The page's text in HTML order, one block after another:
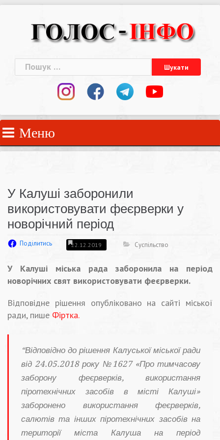
Пошук:
Меню
У Калуші заборонили
використовувати феєрверки у
новорічний період
Поділитись 22.12.2019 Суспільство
У Калуші міська рада заборонила на період
новорічних свят використовувати феєрверки.
Відповідне рішення опубліковано на сайті міської
ради, пише Фіртка.
“Відповідно до рішення Калуської міської ради
від 24.05.2018 року №1627 «Про тимчасову
заборону феєрверків, використання
піротехнічних засобів в місті Калуші»
заборонено використання феєрверків,
салютів та інших піротехнічних засобів на
території міста Калуша на період